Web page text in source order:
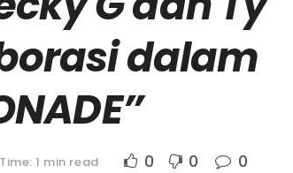
dalam
1 min read 0 0 0